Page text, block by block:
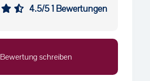
4.5/51 Bewertungen
Bewertung schreiben